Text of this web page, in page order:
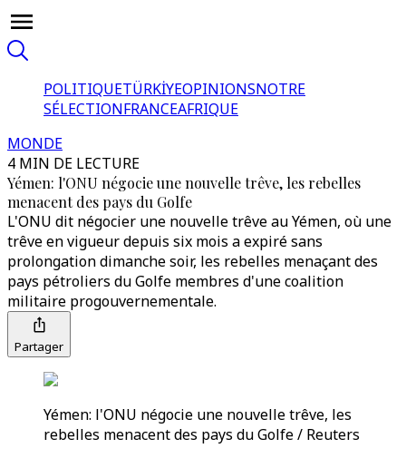
POLITIQUETÜRKİYEOPINIONSNOTRE
SÉLECTIONFRANCEAFRIQUE
MONDE
4 MIN DE LECTURE
Yémen: l'ONU négocie une nouvelle trêve, les rebelles
menacent des pays du Golfe
L'ONU dit négocier une nouvelle trêve au Yémen, où une
trêve en vigueur depuis six mois a expiré sans
prolongation dimanche soir, les rebelles menaçant des
pays pétroliers du Golfe membres d'une coalition
militaire progouvernementale.
Partager
Yémen: l'ONU négocie une nouvelle trêve, les
rebelles menacent des pays du Golfe / Reuters